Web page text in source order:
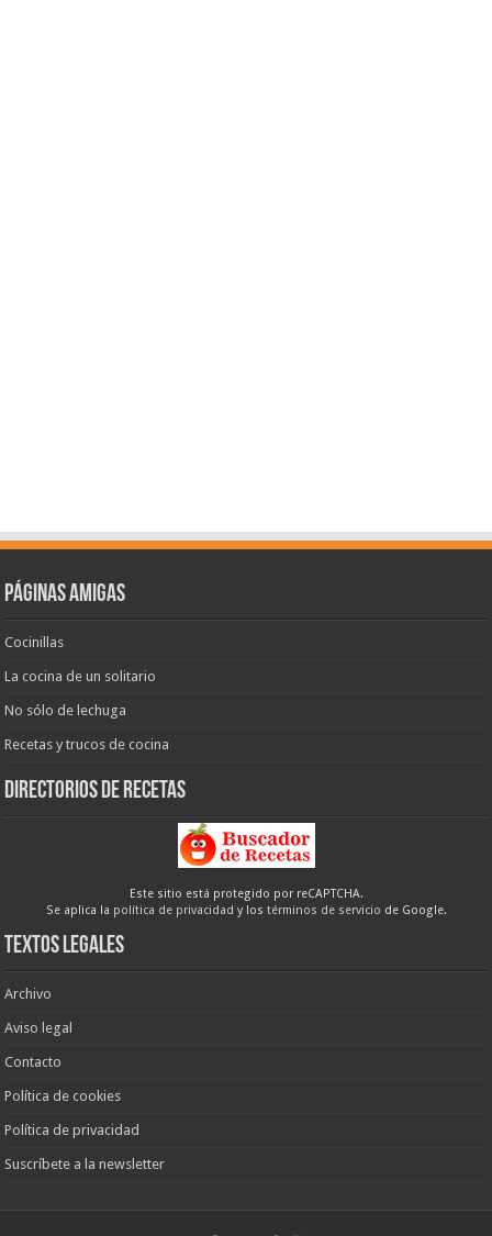
Páginas amigas
Cocinillas
La cocina de un solitario
No sólo de lechuga
Recetas y trucos de cocina
Directorios de recetas
Este sitio está protegido por reCAPTCHA.
Se aplica la política de privacidad y los términos de servicio de Google.
Textos legales
Archivo
Aviso legal
Contacto
Política de cookies
Política de privacidad
Suscríbete a la newsletter